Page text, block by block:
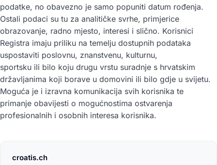
podatke, no obavezno je samo popuniti datum rođenja.
Ostali podaci su tu za analitičke svrhe, primjerice
obrazovanje, radno mjesto, interesi i slično. Korisnici
Registra imaju priliku na temelju dostupnih podataka
uspostaviti poslovnu, znanstvenu, kulturnu,
sportsku ili bilo koju drugu vrstu suradnje s hrvatskim
državljanima koji borave u domovini ili bilo gdje u svijetu.
Moguća je i izravna komunikacija svih korisnika te
primanje obavijesti o mogućnostima ostvarenja
profesionalnih i osobnih interesa korisnika.
croatis.ch